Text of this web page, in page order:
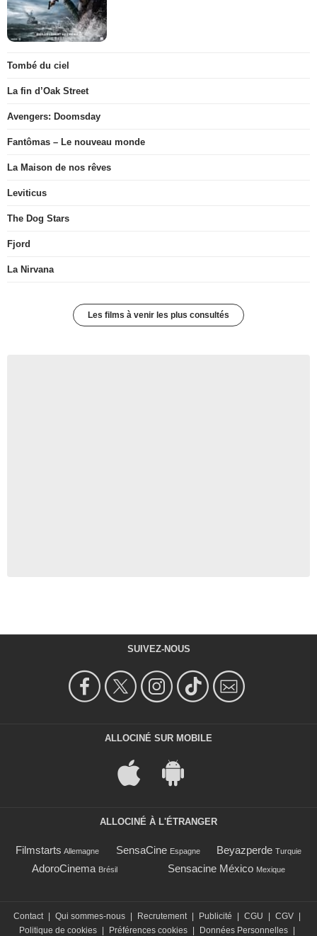
Tombé du ciel
La fin d’Oak Street
Avengers: Doomsday
Fantômas – Le nouveau monde
La Maison de nos rêves
Leviticus
The Dog Stars
Fjord
La Nirvana
Les films à venir les plus consultés
SUIVEZ-NOUS
ALLOCINÉ SUR MOBILE
ALLOCINÉ À L'ÉTRANGER
Filmstarts Allemagne SensaCine Espagne Beyazperde Turquie
AdoroCinema Brésil Sensacine México Mexique
Contact Qui sommes-nous Recrutement Publicité CGU CGV
Politique de cookies
Préférences cookies Données Personnelles